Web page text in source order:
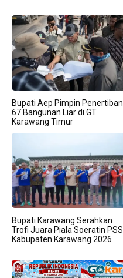
Bupati Aep Pimpin Penertiban
67 Bangunan Liar di GT
Karawang Timur
Bupati Karawang Serahkan
Trofi Juara Piala Soeratin PSSI
Kabupaten Karawang 2026